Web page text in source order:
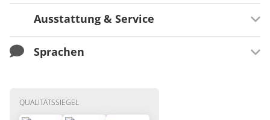
Ausrichtung
Für Familien besonders geeignet
Ausstattung & Service
Verpflegung
Sprachen
Französisch
QUALITÄTSSIEGEL